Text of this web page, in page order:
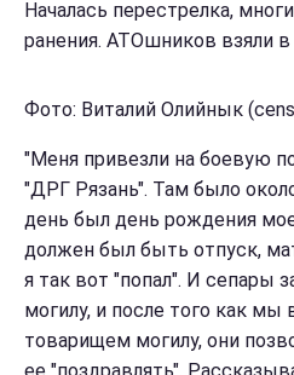
Началась перестрелка,
ранения. АТОшников взяли в
Фото: Виталий Олийнык
"Меня привезли на боевую
"ДРГ Рязань". Там было
день был день рождения
должен был быть отпуск,
я так вот "попал". И сепары
могилу, и после того как
товарищем могилу, они